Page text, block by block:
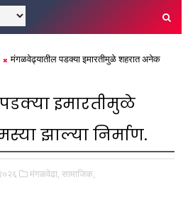
मंगळवेढ्यातील पडक्या इमारतीमुळे शहरात अनेक
इमारतीमुळे
झाल्या निर्माण.
मंगळवेढा, सामाजिक,